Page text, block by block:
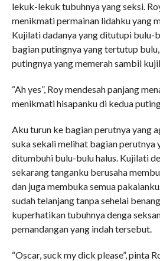
lekuk-lekuk tubuhnya yang seksi.
menikmati permainan lidahku yang
Kujilati dadanya yang ditutupi bulu-
bagian putingnya yang tertutup
putingnya yang memerah sambil
“Ah yes”, Roy mendesah panjang
menikmati hisapanku di kedua
Aku turun ke bagian perutnya yang
suka sekali melihat bagian perutnya
ditumbuhi bulu-bulu halus. Kujilati
sekarang tanganku berusaha
dan juga membuka semua
sudah telanjang tanpa sehelai
kuperhatikan tubuhnya denga
pemandangan yang indah tersebut.
“Oscar, suck my dick please”, pinta